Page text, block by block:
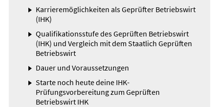
Karrieremöglichkeiten als Geprüfter Betriebswirt
(IHK)
Qualifikationsstufe des Geprüften Betriebswirt
(IHK) und Vergleich mit dem Staatlich Geprüften
Betriebswirt
Dauer und Voraussetzungen
Starte noch heute deine IHK-
Prüfungsvorbereitung zum Geprüften
Betriebswirt IHK